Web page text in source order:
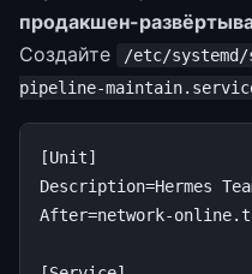
продакшен-
Создайте
/etc/systemd/
pipeline-
[Unit]
Description=Hermes
After=network-